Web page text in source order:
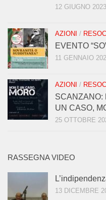
12 GIUGNO 2023
AZIONI /
EVENTO
11 GENNAIO
AZIONI /
SCANZANO:
UN CASO,
25 OTTOBRE
RASSEGNA VIDEO
13 DICEMBRE